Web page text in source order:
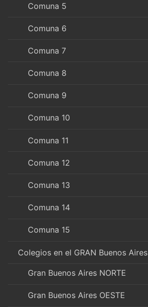
Comuna 5
Comuna 6
Comuna 7
Comuna 8
Comuna 9
Comuna 10
Comuna 11
Comuna 12
Comuna 13
Comuna 14
Comuna 15
Colegios en el GRAN Buenos Aires
Gran Buenos Aires NORTE
Gran Buenos Aires OESTE